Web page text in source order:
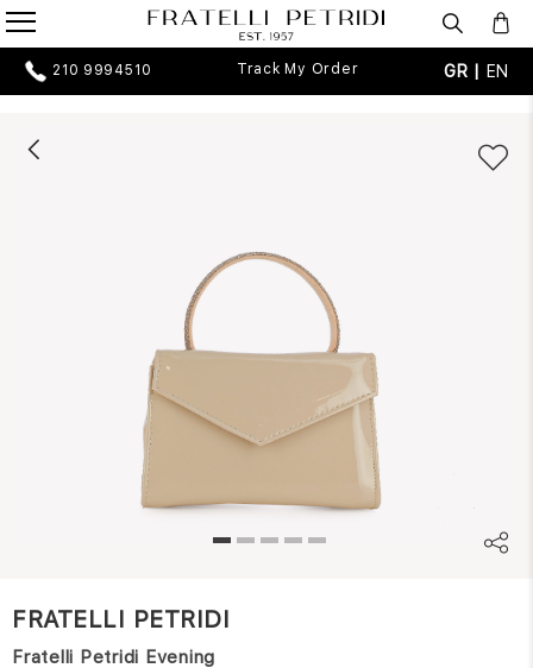
210 9994510 Track My Order GR | EN
FRATELLI PETRIDI
Fratelli Petridi Evening